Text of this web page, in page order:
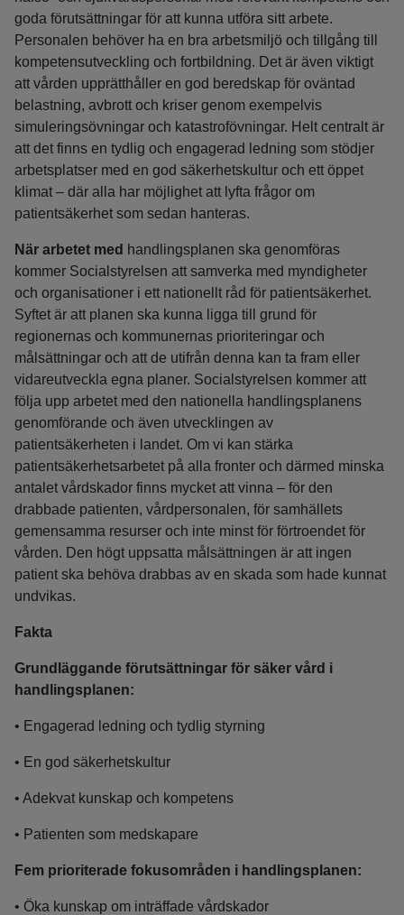
goda förutsättningar för att kunna utföra sitt arbete.
Personalen behöver ha en bra arbetsmiljö och tillgång till
kompetensutveckling och fortbildning. Det är även viktigt
att vården upprätthåller en god beredskap för oväntad
belastning, avbrott och kriser genom exempelvis
simuleringsövningar och katastrofövningar. Helt centralt är
att det finns en tydlig och engagerad ledning som stödjer
arbetsplatser med en god säkerhetskultur och ett öppet
klimat – där alla har möjlighet att lyfta frågor om
patientsäkerhet som sedan hanteras.
När arbetet med handlingsplanen ska genomföras
kommer Socialstyrelsen att samverka med myndigheter
och organisationer i ett nationellt råd för patientsäkerhet.
Syftet är att planen ska kunna ligga till grund för
regionernas och kommunernas prioriteringar och
målsättningar och att de utifrån denna kan ta fram eller
vidareutveckla egna planer. Socialstyrelsen kommer att
följa upp arbetet med den nationella handlingsplanens
genomförande och även utvecklingen av
patientsäkerheten i landet. Om vi kan stärka
patientsäkerhetsarbetet på alla fronter och därmed minska
antalet vårdskador finns mycket att vinna – för den
drabbade patienten, vårdpersonalen, för samhällets
gemensamma resurser och inte minst för förtroendet för
vården. Den högt uppsatta målsättningen är att ingen
patient ska behöva drabbas av en skada som hade kunnat
undvikas.
Fakta
Grundläggande förutsättningar för säker vård i
handlingsplanen:
• Engagerad ledning och tydlig styrning
• En god säkerhetskultur
• Adekvat kunskap och kompetens
• Patienten som medskapare
Fem prioriterade fokusområden i handlingsplanen:
• Öka kunskap om inträffade vårdskador